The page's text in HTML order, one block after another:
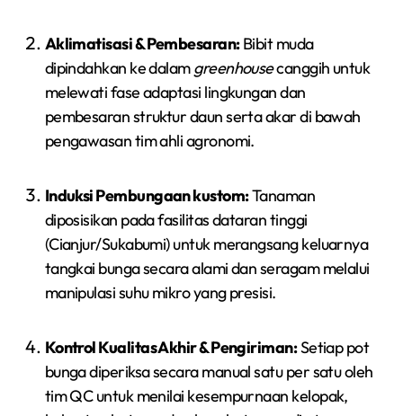
Aklimatisasi & Pembesaran:Bibit muda
dipindahkan ke dalamgreenhousecanggih untuk
melewati fase adaptasi lingkungan dan
pembesaran struktur daun serta akar di bawah
pengawasan tim ahli agronomi.
Induksi Pembungaan kustom:Tanaman
diposisikan pada fasilitas dataran tinggi
(Cianjur/Sukabumi) untuk merangsang keluarnya
tangkai bunga secara alami dan seragam melalui
manipulasi suhu mikro yang presisi.
Kontrol Kualitas Akhir & Pengiriman:Setiap pot
bunga diperiksa secara manual satu per satu oleh
tim QC untuk menilai kesempurnaan kelopak,